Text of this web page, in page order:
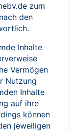
zum
den
Inhalte
Vermögen
Nutzung
Inhalte
auf ihre
können
jeweiligen